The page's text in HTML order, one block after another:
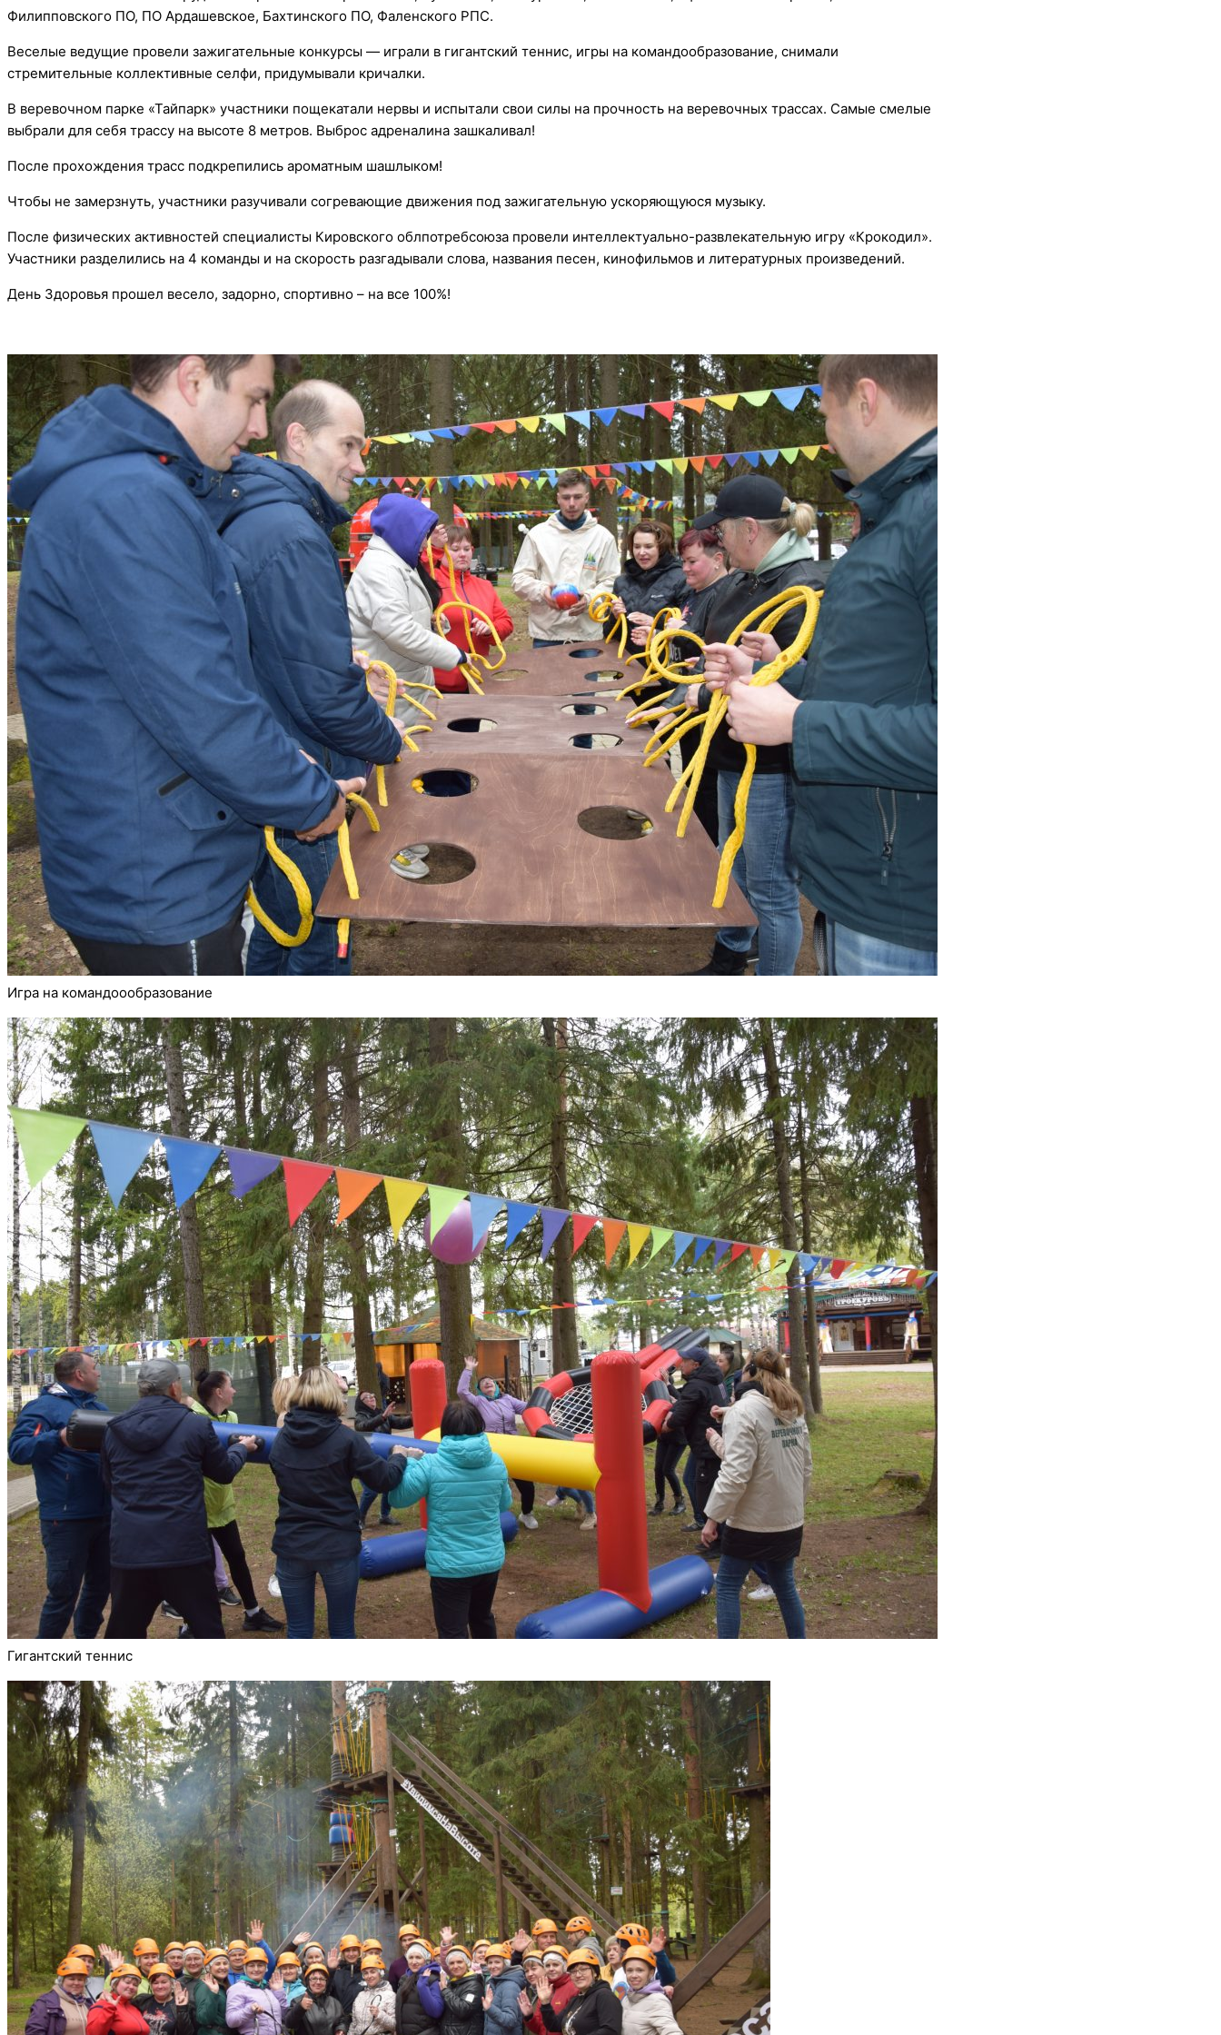
Филипповского ПО, ПО Ардашевское, Бахтинского ПО, Фаленского РПС.
Веселые ведущие провели зажигательные конкурсы — играли в гигантский теннис, игры на командообразование, снимали
стремительные коллективные селфи, придумывали кричалки.
В веревочном парке «Тайпарк» участники пощекатали нервы и испытали свои силы на прочность на веревочных трассах. Самые смелые
выбрали для себя трассу на высоте 8 метров. Выброс адреналина зашкаливал!
После прохождения трасс подкрепились ароматным шашлыком!
Чтобы не замерзнуть, участники разучивали согревающие движения под зажигательную ускоряющуюся музыку.
После физических активностей специалисты Кировского облпотребсоюза провели интеллектуально-развлекательную игру «Крокодил».
Участники разделились на 4 команды и на скорость разгадывали слова, названия песен, кинофильмов и литературных произведений.
День Здоровья прошел весело, задорно, спортивно – на все 100%!
Игра на командоообразование
Гигантский теннис